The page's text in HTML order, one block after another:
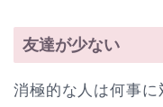
友達が少ない
消極的な人は何事